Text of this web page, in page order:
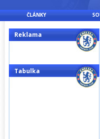
ČLÁNKY
Reklama
Tabulka